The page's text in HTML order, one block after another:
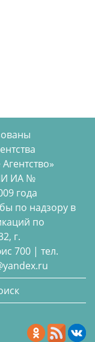
ИА №
года
по надзору в
по
г.
700 | тел.